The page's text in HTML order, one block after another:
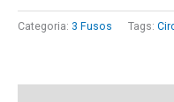
Categoria: 3 Fusos Tags: